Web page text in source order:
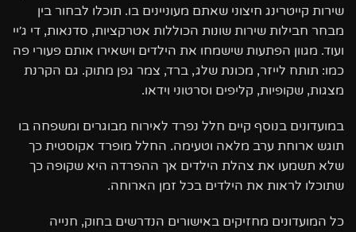
שירות קייטרינג חיצוני שאתם מעוניינים בו. תוכלו לבחור בין
מבחר חבילות שירות שונות הכוללות אטרקציות, סדנאות, די ג׳יי
ועוד. מגוון הפתעות שישמחו את הילדים וישאירו אותם פעורי פה
כמו: תותח לייזר, מכונת שלג, ברד, צמר גפן מתוק. גם הקרנת
מצגות, שקופיות, קליפים וסרטוני וידאו.
במועדונים בנוסף קיים חלל נפרד לאירוח מבוגרים ומשפחה בו
תוגש ארוחת ערב מלאה וטעימה. החלל מופרד אקוסטית כך
שלא תשמעו את צהלת הילדים אך ההפרדה היא שקופה כך
שתוכלו לראות את הילדים בכל זמן הארוחה.
כל המועדונים מחזיקים באישורים הנדרשים בחוק, חנייה